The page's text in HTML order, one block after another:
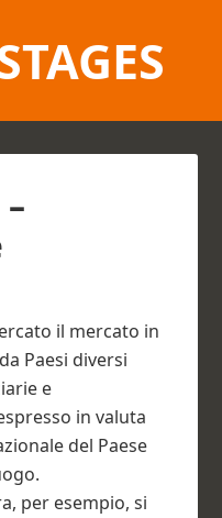
il mercato in
Paesi diversi
e
in valuta
del Paese
per esempio, si